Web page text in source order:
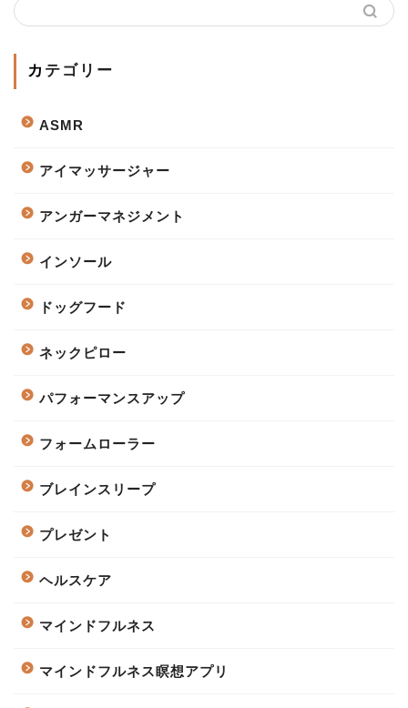
カテゴリー
ASMR
アイマッサージャー
アンガーマネジメント
インソール
ドッグフード
ネックピロー
パフォーマンスアップ
フォームローラー
ブレインスリープ
プレゼント
ヘルスケア
マインドフルネス
マインドフルネス瞑想アプリ